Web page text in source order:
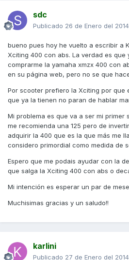
sdc
Publicado 26 de Enero del 2014
bueno pues hoy he vuelto a escribir a
Xciting 400 con abs. La verdad es que
comprarme la yamaha xmzx 400 con
en su página web, pero no se que
Por scooter prefiero la Xciting por que
que ya la tienen no paran de hablar
Mi problema es que va a ser mi primer
me recomienda una 125 pero de
adquirir la 400 que es la que más me
considero primordial como medida de
Espero que me podais ayudar con la
que salga la Xciting 400 con abs o
Mi intención es esperar un par de
Muchisimas gracias y un saludo!!
karlini
Publicado 27 de Enero del 2014